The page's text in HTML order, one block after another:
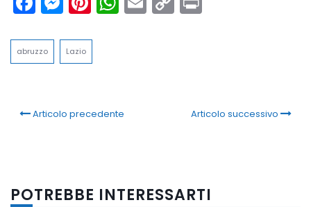
Link
abruzzo Lazio
Articolo precedente Articolo successivo
POTREBBE INTERESSARTI